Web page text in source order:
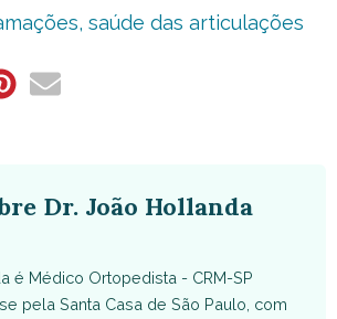
, saúde das articulações
ShareShare
Dr. João Hollanda
é Médico Ortopedista - CRM-SP
pela Santa Casa de São Paulo, com